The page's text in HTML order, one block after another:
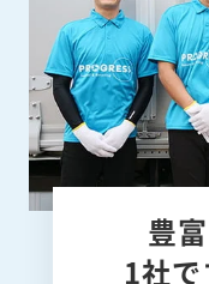
豊
1社